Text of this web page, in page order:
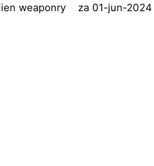
weaponry za 01-jun-2024